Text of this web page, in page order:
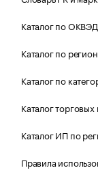
Каталог по ОКВЭД
Каталог по
Каталог по
Каталог
Каталог ИП по
Правила